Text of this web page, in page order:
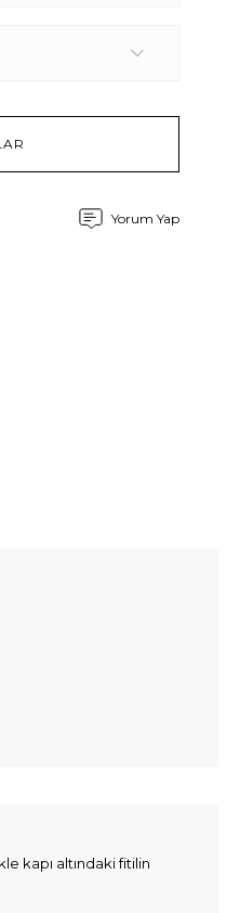
Yorum Yap
kapı altındaki fitilin